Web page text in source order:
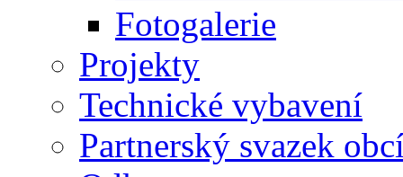
Fotogalerie
Projekty
Technické vybavení
Partnerský svazek